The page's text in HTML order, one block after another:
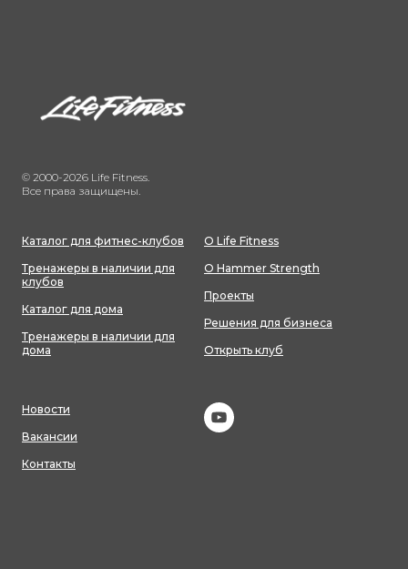
© 2000-2026 Life Fitness.
Все права защищены.
Каталог для фитнес-клубов
Тренажеры в наличии для
клубов
Каталог для дома
Тренажеры в наличии для
дома
О Life Fitness
О Hammer Strength
Проекты
Решения для бизнеса
Открыть клуб
Новости
Вакансии
Контакты